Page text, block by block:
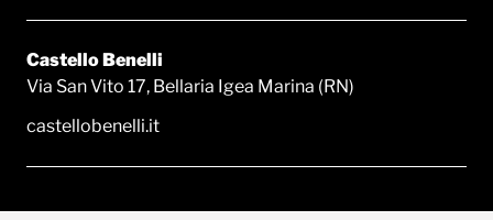
Castello Benelli
Via San Vito 17, Bellaria Igea Marina (RN)
castellobenelli.it